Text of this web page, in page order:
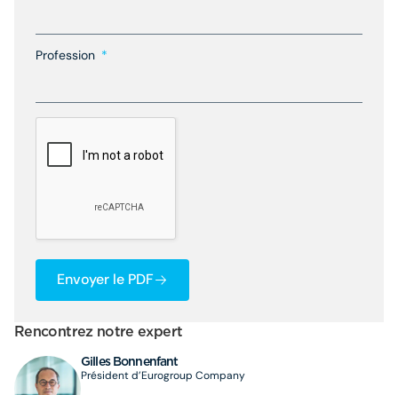
Profession
Envoyer le PDF
Rencontrez notre expert
Gilles Bonnenfant
Président d’Eurogroup Company